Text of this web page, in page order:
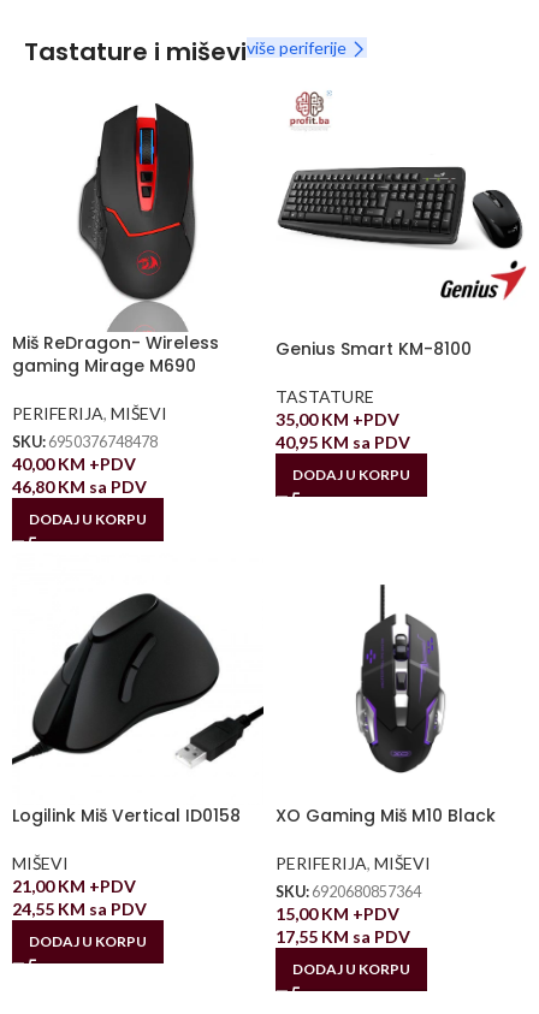
Tastature i miševiviše periferije
Miš ReDragon- Wireless
gaming Mirage M690
PERIFERIJA, MIŠEVI
SKU: 6950376748478
40,00KM +PDV
46,80KM sa PDV
DODAJ U KORPU
Genius Smart KM-8100
TASTATURE
35,00KM +PDV
40,95 KM sa PDV
DODAJ U KORPU
Logilink Miš Vertical ID0158
MIŠEVI
21,00KM +PDV
24,55 KM sa PDV
DODAJ U KORPU
XO Gaming Miš M10 Black
PERIFERIJA, MIŠEVI
SKU: 6920680857364
15,00KM +PDV
17,55 KM sa PDV
DODAJ U KORPU